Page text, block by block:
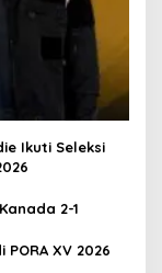
Ikuti Seleksi
2-1
XV 2026